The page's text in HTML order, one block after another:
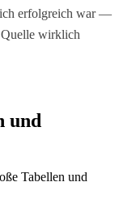
erfolgreich war —
Quelle wirklich
und
Tabellen und